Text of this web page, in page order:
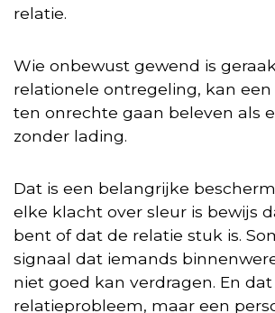
relatie.
Wie onbewust gewend is
relationele ontregeling, kan
ten onrechte gaan beleven als
zonder lading.
Dat is een belangrijke
elke klacht over sleur is bewijs
bent of dat de relatie stuk is.
signaal dat iemands
niet goed kan verdragen. En dat
relatieprobleem, maar een